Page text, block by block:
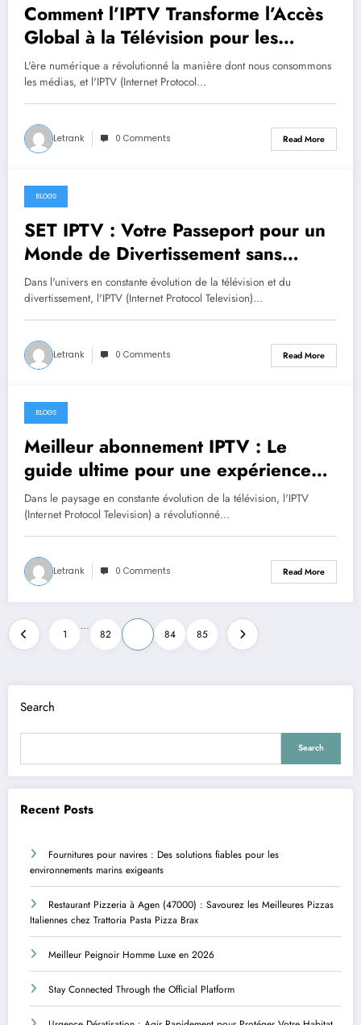
Comment l’IPTV Transforme l’Accès
Global à la Télévision pour les
Voyageurs
L'ère numérique a révolutionné la manière dont nous consommons
les médias, et l'IPTV (Internet Protocol…
Letrank 0 Comments Read More
September 19, 2024
BLOGS
SET IPTV : Votre Passeport pour un
Monde de Divertissement sans
Limites
Dans l'univers en constante évolution de la télévision et du
divertissement, l'IPTV (Internet Protocol Television)…
Letrank 0 Comments Read More
September 13, 2024
BLOGS
Meilleur abonnement IPTV : Le
guide ultime pour une expérience
télévisuelle exceptionnelle
Dans le paysage en constante évolution de la télévision, l'IPTV
(Internet Protocol Television) a révolutionné…
Letrank 0 Comments Read More
Posts
pagination
1
…
82 84 85
Search
Search
Recent Posts
Fournitures pour navires : Des solutions fiables pour les
environnements marins exigeants
Restaurant Pizzeria à Agen (47000) : Savourez les Meilleures Pizzas
Italiennes chez Trattoria Pasta Pizza Brax
Meilleur Peignoir Homme Luxe en 2026
Stay Connected Through the Official Platform